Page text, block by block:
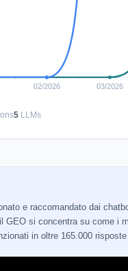
5 LLMs
e raccomandato dai
GEO si concentra su come i
in oltre 165.000